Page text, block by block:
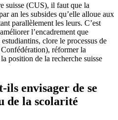
suisse (CUS), il faut que la
an les subsides qu’elle alloue aux
parallèlement les leurs. C’est
l’encadrement que
clore le processus de
réformer la
position de la recherche suisse
ils envisager de se
de la scolarité